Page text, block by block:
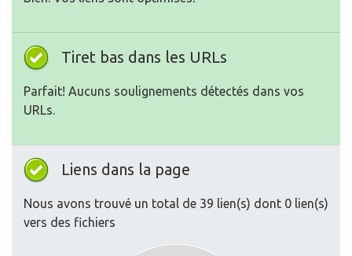
Tiret bas dans les URLs
Parfait! Aucuns soulignements détectés dans vos
URLs.
Liens dans la page
Nous avons trouvé un total de 39 lien(s) dont 0 lien(s)
vers des fichiers